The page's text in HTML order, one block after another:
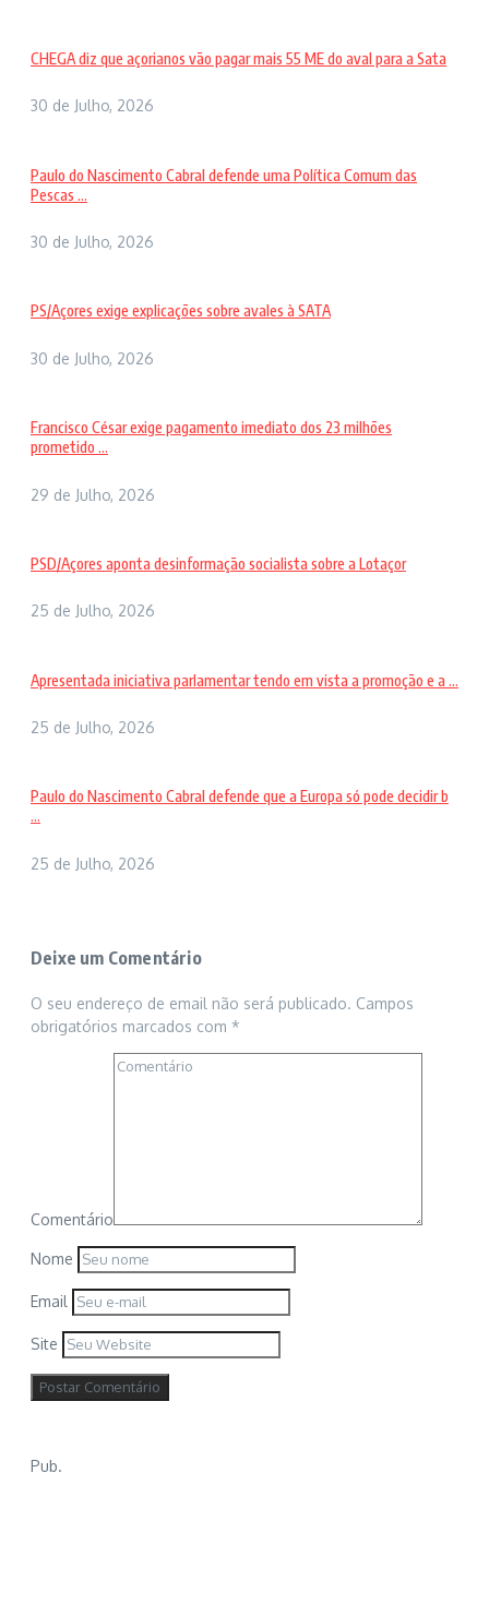
CHEGA diz que açorianos vão pagar mais 55 ME do aval para a Sata
30 de Julho, 2026
Paulo do Nascimento Cabral defende uma Política Comum das
Pescas ...
30 de Julho, 2026
PS/Açores exige explicações sobre avales à SATA
30 de Julho, 2026
Francisco César exige pagamento imediato dos 23 milhões
prometido ...
29 de Julho, 2026
PSD/Açores aponta desinformação socialista sobre a Lotaçor
25 de Julho, 2026
Apresentada iniciativa parlamentar tendo em vista a promoção e a ...
25 de Julho, 2026
Paulo do Nascimento Cabral defende que a Europa só pode decidir b
...
25 de Julho, 2026
Deixe um Comentário
O seu endereço de email não será publicado. Campos
obrigatórios marcados com *
Comentário
Nome
Email
Site
Pub.